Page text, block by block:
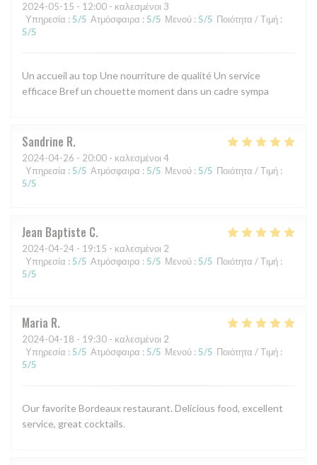
2024-05-15 - 12:00 - καλεσμένοι 3
Υπηρεσία : 5/5 Ατμόσφαιρα : 5/5 Μενού : 5/5 Ποιότητα / Τιμή :
5/5
Un accueil au top Une nourriture de qualité Un service
efficace Bref un chouette moment dans un cadre sympa
Sandrine R
2024-04-26 - 20:00 - καλεσμένοι 4
Υπηρεσία : 5/5 Ατμόσφαιρα : 5/5 Μενού : 5/5 Ποιότητα / Τιμή :
5/5
Jean Baptiste C
2024-04-24 - 19:15 - καλεσμένοι 2
Υπηρεσία : 5/5 Ατμόσφαιρα : 5/5 Μενού : 5/5 Ποιότητα / Τιμή :
5/5
Maria R
2024-04-18 - 19:30 - καλεσμένοι 2
Υπηρεσία : 5/5 Ατμόσφαιρα : 5/5 Μενού : 5/5 Ποιότητα / Τιμή :
5/5
Our favorite Bordeaux restaurant. Delicious food, excellent
service, great cocktails.